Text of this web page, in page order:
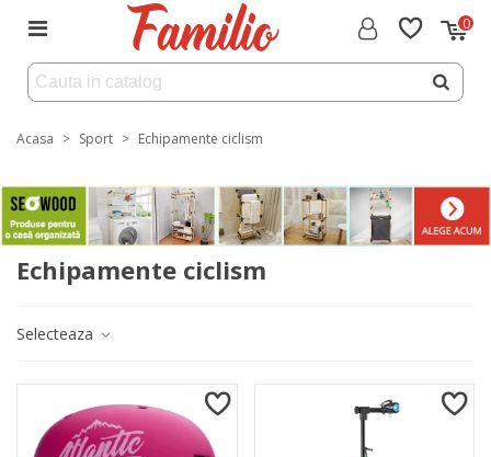
0
Acasa > Sport > Echipamente ciclism
Echipamente ciclism
Selecteaza